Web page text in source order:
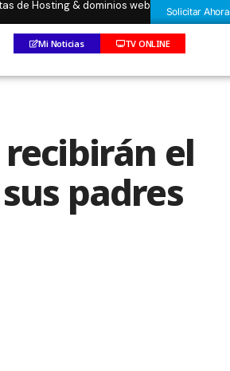
de Hosting & dominios web Solicitar Ahora
Mi Noticias TV ONLINE
recibirán el
padres